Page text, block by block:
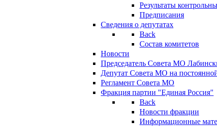
Результаты
Предписания
Сведения о депутатах
Back
Состав комитетов
Новости
Председатель Совета МО
Депутат Совета МО на
Регламент Совета МО
Фракция партии "Единая Россия"
Back
Новости фракции
Информационные